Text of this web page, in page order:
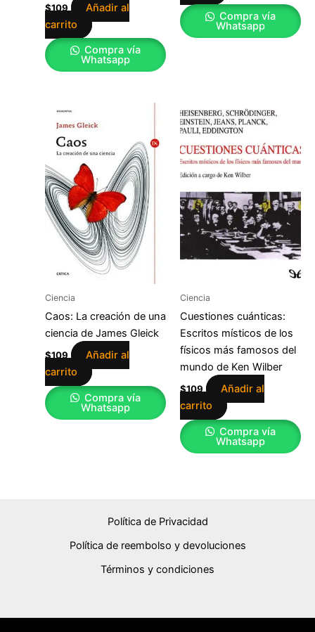
$109
Añadir al
carrito
Compra vía
Whatsapp
Compra vía
Whatsapp
Ciencia
Caos: La creación de una
ciencia de James Gleick
$109
Añadir al
carrito
Compra vía
Whatsapp
Ciencia
Cuestiones cuánticas:
Escritos místicos de los
físicos más famosos del
mundo de Ken Wilber
$109
Añadir al
carrito
Compra vía
Whatsapp
Política de Privacidad
Política de reembolso y devoluciones
Términos y condiciones